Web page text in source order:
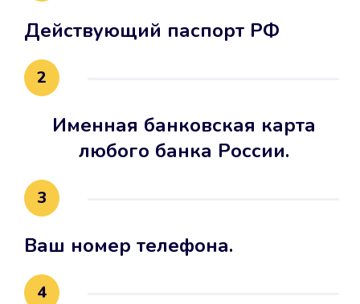
Действующий паспорт РФ
2
Именная банковская карта
любого банка России.
3
Ваш номер телефона.
4